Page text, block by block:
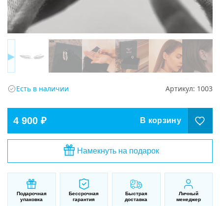
▶
Есть в наличии Артикул: 1003
4 900 ₽ В корзину
Намекнуть на подарок
Подарочная
упаковка
Бессрочная
гарантия
Быстрая
доставка
Личный
менеджер